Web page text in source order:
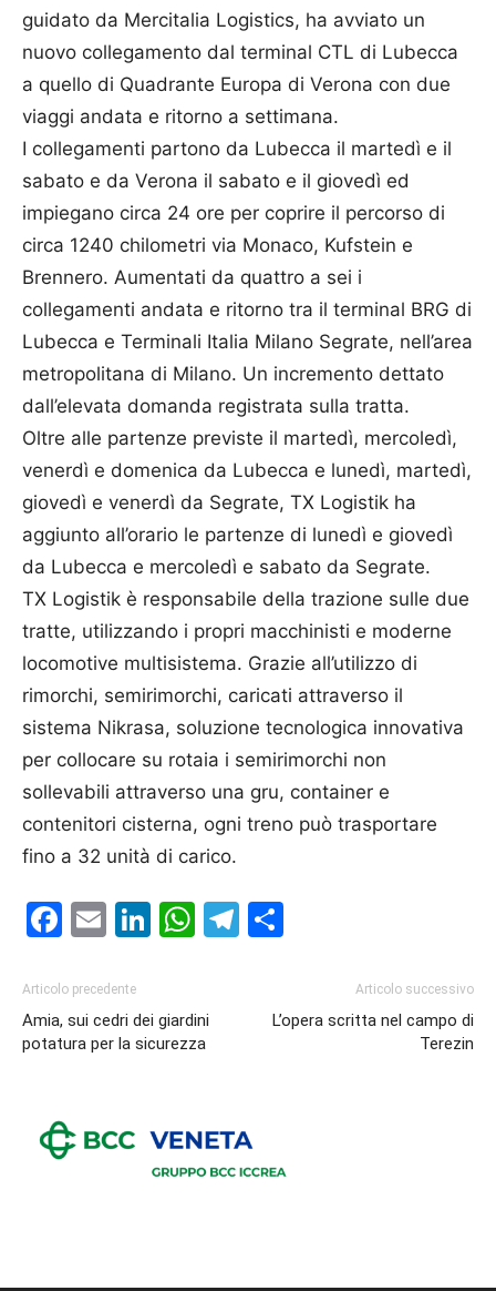
guidato da Mercitalia Logistics, ha avviato un
nuovo collegamento dal terminal CTL di Lubecca
a quello di Quadrante Europa di Verona con due
viaggi andata e ritorno a settimana.
I collegamenti partono da Lubecca il martedì e il
sabato e da Verona il sabato e il giovedì ed
impiegano circa 24 ore per coprire il percorso di
circa 1240 chilometri via Monaco, Kufstein e
Brennero. Aumentati da quattro a sei i
collegamenti andata e ritorno tra il terminal BRG di
Lubecca e Terminali Italia Milano Segrate, nell’area
metropolitana di Milano. Un incremento dettato
dall’elevata domanda registrata sulla tratta.
Oltre alle partenze previste il martedì, mercoledì,
venerdì e domenica da Lubecca e lunedì, martedì,
giovedì e venerdì da Segrate, TX Logistik ha
aggiunto all’orario le partenze di lunedì e giovedì
da Lubecca e mercoledì e sabato da Segrate.
TX Logistik è responsabile della trazione sulle due
tratte, utilizzando i propri macchinisti e moderne
locomotive multisistema. Grazie all’utilizzo di
rimorchi, semirimorchi, caricati attraverso il
sistema Nikrasa, soluzione tecnologica innovativa
per collocare su rotaia i semirimorchi non
sollevabili attraverso una gru, container e
contenitori cisterna, ogni treno può trasportare
fino a 32 unità di carico.
Facebook
EmailLinkedIn
WhatsApp
Telegram
Articolo precedente
Amia, sui cedri dei giardini
potatura per la sicurezza
Articolo successivo
L’opera scritta nel campo di
Terezin